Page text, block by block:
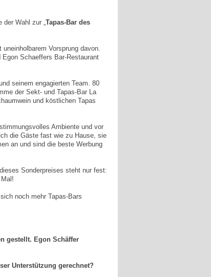
der Wahl zur „Tapas-Bar des
Vorsprung davon.
Schaeffers Bar-Restaurant
seinem engagierten Team. 80
der Sekt- und Tapas-Bar La
und köstlichen Tapas
Ambiente und vor
die Gäste fast wie zu Hause, sie
an und sind die beste Werbung
Sonderpreises steht nur fest:
noch mehr Tapas-Bars
gestellt. Egon Schäffer
Unterstützung gerechnet?